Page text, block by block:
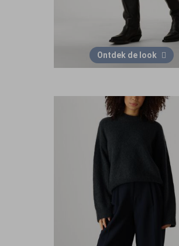
Ontdek de look